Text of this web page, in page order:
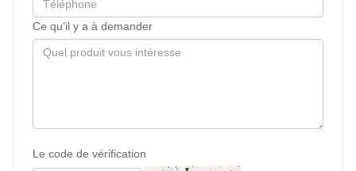
Ce qu’il y a à demander
Le code de vérification